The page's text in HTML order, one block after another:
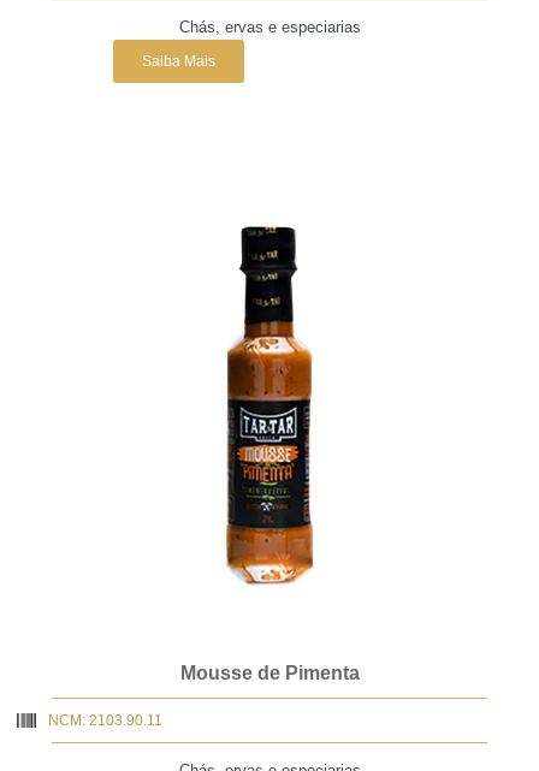
Chás, ervas e especiarias
Saiba Mais
Mousse de Pimenta
NCM: 2103.90.11